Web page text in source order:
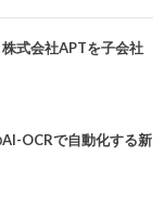
式会社APTを子会社
OCRで自動化する新